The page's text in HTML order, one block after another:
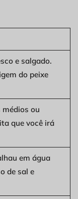
e salgado.
do peixe
médios ou
que você irá
em água
de sal e